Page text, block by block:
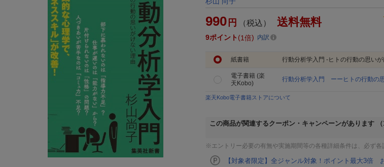
990 円 （税込） 送料無料
9ポイント 1倍 内訳
紙書籍 行動分析学入門 -ヒトの行動の思い
電子書籍 (楽
天Kobo)
行動分析学入門 ーーヒトの行動の
楽天Kobo電子書籍ストアについて
この商品が関連するクーポン・キャンペーンがあります
※エントリー必要の有無や実施期間等の各種詳細条件は、必ず各
【対象者限定】全ジャンル対象！ポイント最大3倍